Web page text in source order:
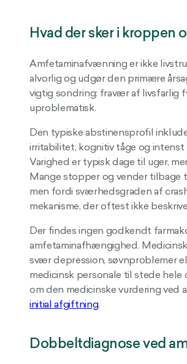
Hvad der sker i kroppen
Amfetaminafvænning er ikke
alvorlig og udgør den primære
vigtig sondring: fravær af livsfarlig
uproblematisk.
Den typiske abstinensprofil
irritabilitet, kognitiv tåge og
Varighed er typisk dage til uger,
Mange stopper og vender tilbage
men fordi sværhedsgraden af
mekanisme, der oftest ikke
Der findes ingen godkendt
amfetaminafhængighed.
svær depression, søvnproblemer
medicinsk personale til stede hele
om den medicinske vurdering ved
initial afgiftning.
Dobbeltdiagnose ved